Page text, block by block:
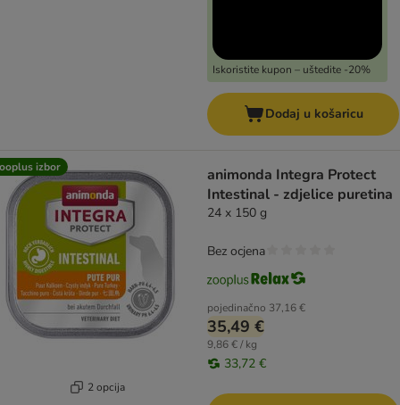
Iskoristite kupon – uštedite -20%
Dodaj u košaricu
izbor
2 opcija
animonda Integra Protect
Intestinal - zdjelice puretina
24 x 150 g
pojedinačno 37,16 €
35,49 €
9,86 € / kg
33,72 €
Bez ocjena